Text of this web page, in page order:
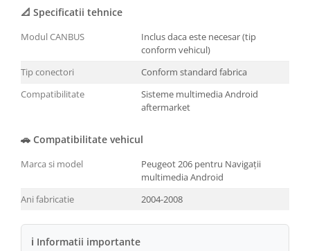
Conectică Renault
📐 Specificatii tehnice
Modul CANBUS
Inclus daca este necesar (tip
conform vehicul)
Tip conectori
Conform standard fabrica
Compatibilitate
Sisteme multimedia Android
aftermarket
🚗 Compatibilitate vehicul
Marca si model
Peugeot 206 pentru Navigații
multimedia Android
Ani fabricatie
2004-2008
ℹ Informatii importante